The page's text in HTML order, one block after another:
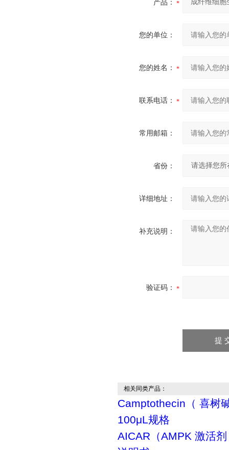
产品：
您的单位：
您的姓名：
联系电话：
常用邮箱：
省份：
详细地址：
补充说明：
验证码：
相关同类产品：
Camptothecin（ 喜树
100μL规格
AICAR（AMPK 激活